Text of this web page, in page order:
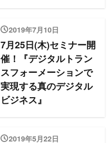
2019年7月10日
7月25日(木)セミナー開
催！『デジタルトラン
スフォーメーションで
実現する真のデジタル
ビジネス』
2019年5月22日